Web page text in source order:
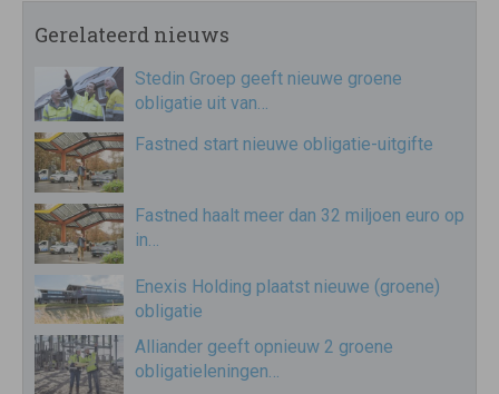
Gerelateerd nieuws
Stedin Groep geeft nieuwe groene
obligatie uit van…
Fastned start nieuwe obligatie-uitgifte
Fastned haalt meer dan 32 miljoen euro op
in…
Enexis Holding plaatst nieuwe (groene)
obligatie
Alliander geeft opnieuw 2 groene
obligatieleningen…